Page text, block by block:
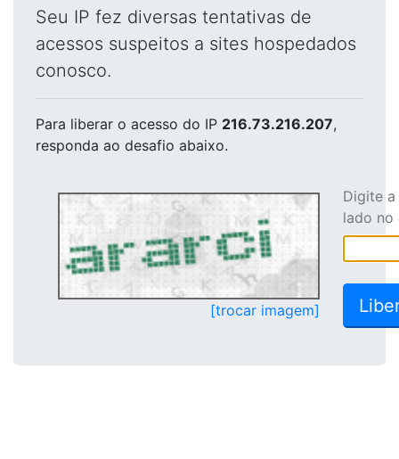
Seu IP fez diversas tentativas de
acessos suspeitos a sites hospedados
conosco.
Para liberar o acesso do IP 216.73.216.207,
responda ao desafio abaixo.
[trocar imagem]
Digite
lado no